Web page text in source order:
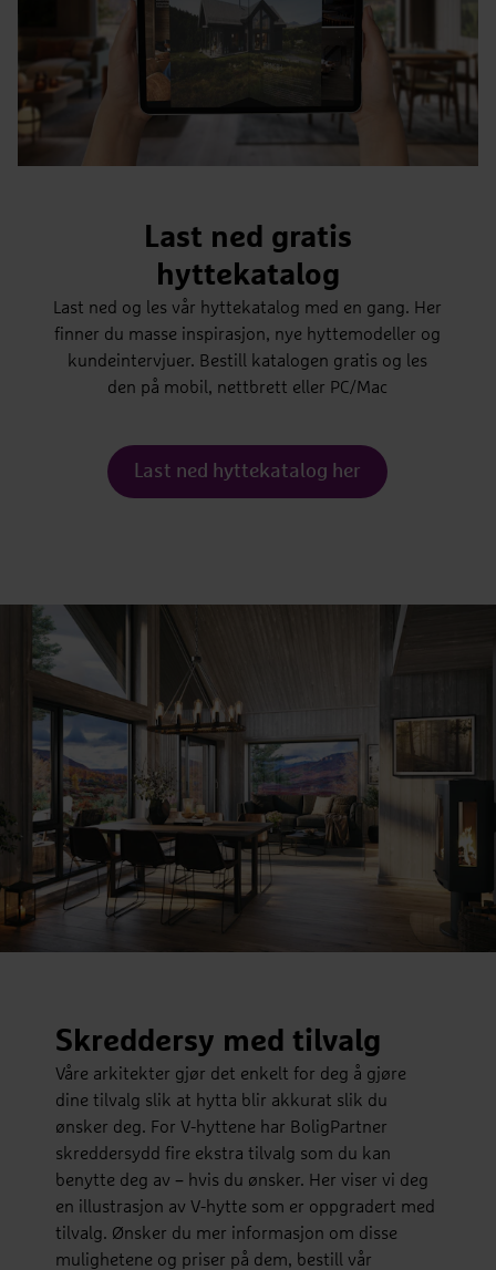
Last ned gratis
hyttekatalog
Last ned og les vår hyttekatalog med en gang. Her
finner du masse inspirasjon, nye hyttemodeller og
kundeintervjuer. Bestill katalogen gratis og les
den på mobil, nettbrett eller PC/Mac
Last ned hyttekatalog her
Skreddersy med tilvalg
Våre arkitekter gjør det enkelt for deg å gjøre
dine tilvalg slik at hytta blir akkurat slik du
ønsker deg. For V-hyttene har BoligPartner
skreddersydd fire ekstra tilvalg som du kan
benytte deg av – hvis du ønsker. Her viser vi deg
en illustrasjon av V-hytte som er oppgradert med
tilvalg. Ønsker du mer informasjon om disse
mulighetene og priser på dem, bestill vår